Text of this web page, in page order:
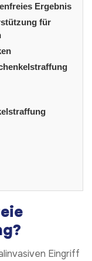
Ergebnis
für
Eingriff